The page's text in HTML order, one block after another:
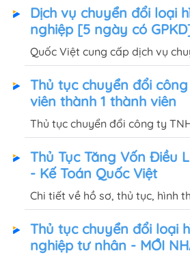
Dịch vụ chuyển đổi loại
nghiệp [5 ngày có
Quốc Việt cung cấp dịch vụ
doanh nghiệp, phí dịch vụ chỉ
hồ sơ, thủ tục và bàn giao
ngày
Thủ tục chuyển đổi
viên thành 1 thành viên
Thủ tục chuyển đổi công ty
1 thành viên ra sao? Thủ tục
công việc cần làm sau khi
là gì?
Thủ Tục Tăng Vốn Điều
- Kế Toán Quốc Việt
Chi tiết về hồ sơ, thủ tục, hình
công ty TNHH 1 thành viên,
viên trở lên sẽ được Quốc Việt
viết này.
Thủ tục chuyển đổi loại
nghiệp tư nhân - MỚI